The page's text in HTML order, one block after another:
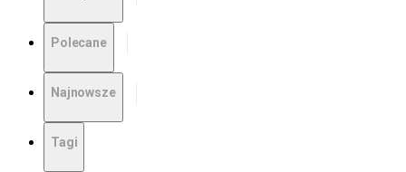
Polecane
Najnowsze
Tagi